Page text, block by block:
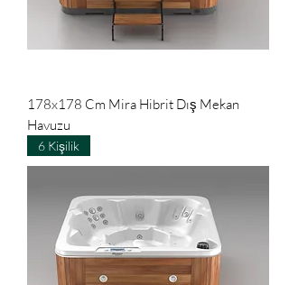
178x178 Cm Mira Hibrit Dış Mekan
Havuzu
6 Kişilik